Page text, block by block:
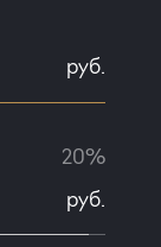
руб.
20%
руб.